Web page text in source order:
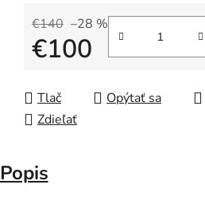
€140 –28 %
€100
Tlač Opýtať sa
Zdieľať
Popis